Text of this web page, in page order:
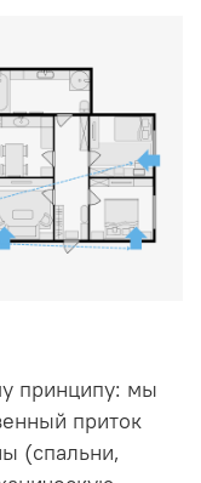
принципу: мы
приток
(спальни,